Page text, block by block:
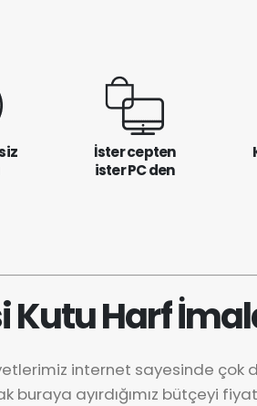
İster cepten
ister PC den
Kutu Harf
internet sayesinde çok
ayırdığımız bütçeyi